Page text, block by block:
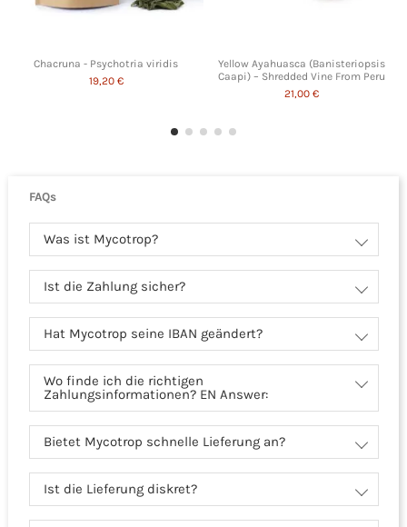
Chacruna - Psychotria viridis
19,20 €
Yellow Ayahuasca (Banisteriopsis
Caapi) – Shredded Vine From Peru
21,00 €
FAQs
Was ist Mycotrop?
Ist die Zahlung sicher?
Hat Mycotrop seine IBAN geändert?
Wo finde ich die richtigen
Zahlungsinformationen? EN Answer:
Bietet Mycotrop schnelle Lieferung an?
Ist die Lieferung diskret?